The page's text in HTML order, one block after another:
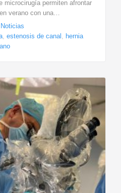
microcirugía permiten afrontar
verano con una…
Noticias
, estenosis de canal , hernia